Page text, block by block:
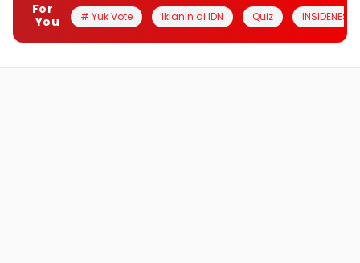
For
You
# Yuk Vote Iklanin di IDN Quiz INSIDENESIA